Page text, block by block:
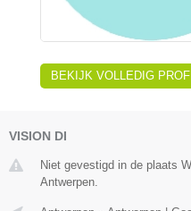
BEKIJK VOLLEDIG
VISION DI
Niet gevestigd in de plaats
Antwerpen.